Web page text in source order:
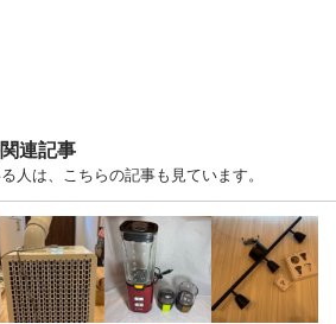
連記事
人は、こちらの記事も見ています。